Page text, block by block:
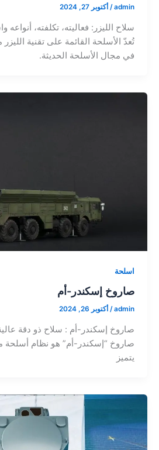
admin
/ أكتوبر 27, 2024
سلاح الليزر: فعاليته، تكلفته، أنواعه
تُعدّ الأسلحة القائمة على تقنية
في مجال الأسلحة الحديثة.
اسلحة
صاروخ إسكندر-أم
admin
/ أكتوبر 26, 2024
صاروخ إسكندر-أم : سلاح ذو دقة
صاروخ “إسكندر-أم” هو نظام أسلحة
يتميز